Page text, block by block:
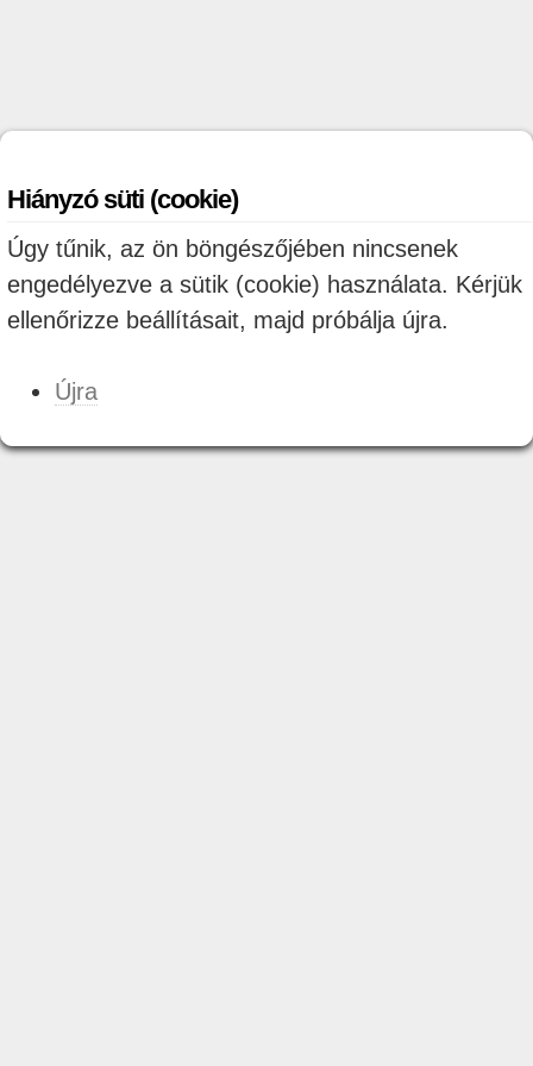
Hiányzó süti (cookie)
Úgy tűnik, az ön böngészőjében nincsenek
engedélyezve a sütik (cookie) használata. Kérjük
ellenőrizze beállításait, majd próbálja újra.
Újra